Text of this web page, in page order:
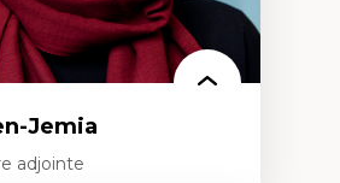
Jemia
adjointe